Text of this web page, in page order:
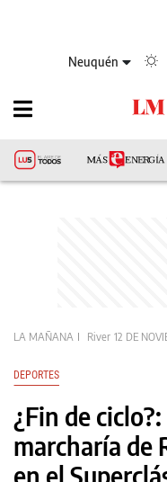
Neuquén
LA MAÑANA River 12 DE
DEPORTES
¿Fin de
marcharía de
en el